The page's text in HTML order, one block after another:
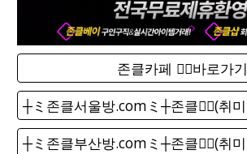
존클카페 ❤️‍🔥바로가기